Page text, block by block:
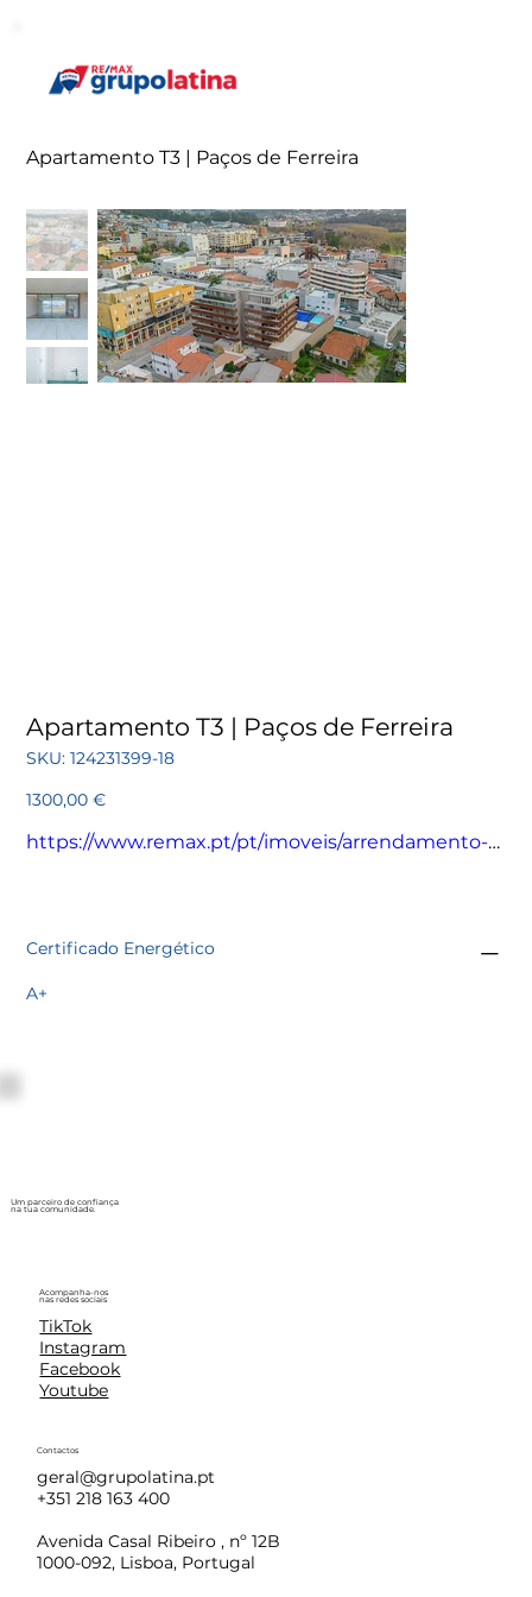
Apartamento T3 | Paços de Ferreira
Apartamento T3 | Paços de Ferreira
SKU: SKU
124231399-
124231399-18
Preço
1300,00 €
https://www.remax.pt/pt/imoveis/arrendamento-
Certificado Energético
A+
Um parceiro de confiança
na tua comunidade.
Acompanha-nos
nas redes sociais
TikTok
Instagram
Facebook
Youtube
Contactos
geral@grupolatina.pt
+351 218 163 400
Avenida Casal Ribeiro , nº 12B
1000-092, Lisboa, Portugal